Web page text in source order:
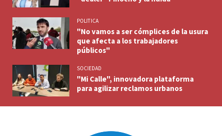
POLITICA
"No vamos a ser cómplices de la usura
que afecta a los trabajadores
públicos"
SOCIEDAD
"Mi Calle", innovadora plataforma
para agilizar reclamos urbanos